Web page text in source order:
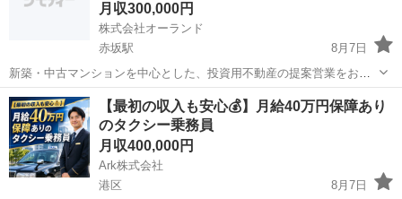
月収300,000円
株式会社オーランド
赤坂駅
8月7日
新築・中古マンションを中心とした、投資用不動産の提案営業をお任
せします。 ご案内するのは、近年注目度が高まっている「1部屋から
始めるマンション投資」。 資産形成や将来への備えに関心を持つお客
様へ、最適な物件や運用プランを...
東京 港区 赤坂駅 内勤営業
【最初の収入も安心💰】月給40万円保障あり
のタクシー乗務員
月収400,000円
Ark株式会社
港区
8月7日